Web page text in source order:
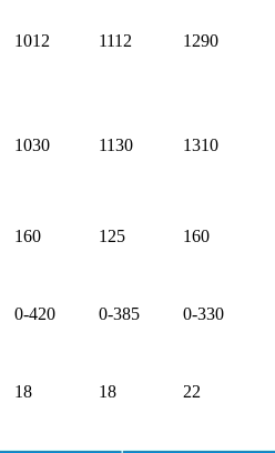
1012 1112 1290
1030 1130 1310
160 125 160
0-420 0-385 0-330
18 18 22